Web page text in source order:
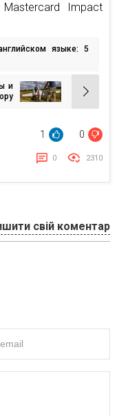
Impact
языке: 5
и
1 0
0 2310
свій коментар